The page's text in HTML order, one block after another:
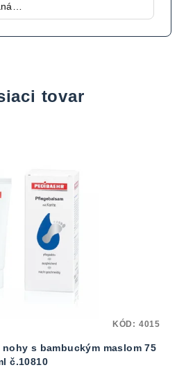
tovar
nohy s bambuckým maslom 75
č.10810
KÓD: 4015